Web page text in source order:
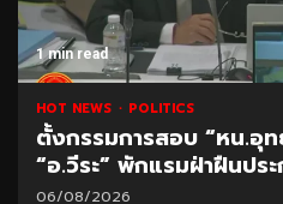
1 min read
HOT NEWS POLITICS
ตั้งกรรมการสอบ “หน.อุ
“อ.วีระ” พักแรมฝ่าฝืนปร
06/08/2026